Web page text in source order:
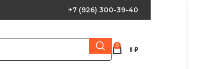
+7 (926) 300-39-40
0
0 ₽